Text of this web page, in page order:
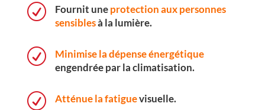
R Fournit uneprotection aux personnes
sensiblesà la lumière.
R
Minimise la dépense énergétique
engendrée par la climatisation.
R Atténue la fatiguevisuelle.